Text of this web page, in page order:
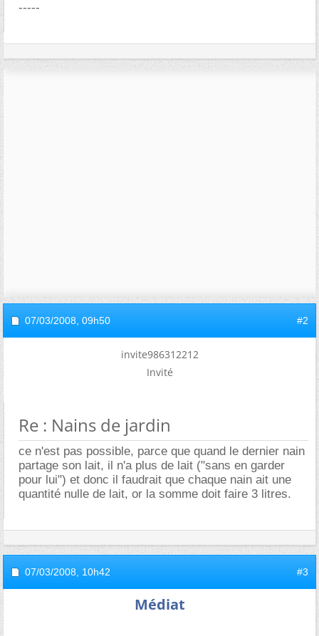
-----
07/03/2008, 09h50 #2
invite986312212
Invité
Re : Nains de jardin
ce n'est pas possible, parce que quand le dernier nain
partage son lait, il n'a plus de lait ("sans en garder
pour lui") et donc il faudrait que chaque nain ait une
quantité nulle de lait, or la somme doit faire 3 litres.
07/03/2008, 10h42 #3
Médiat